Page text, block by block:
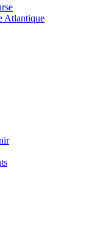
Atlantique